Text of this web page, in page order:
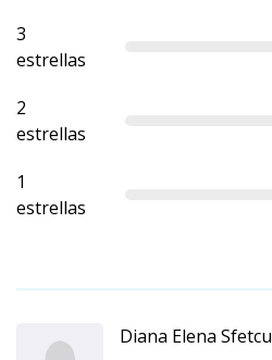
3
estrellas
2
estrellas
1
estrellas
Diana Elena Sfetcu